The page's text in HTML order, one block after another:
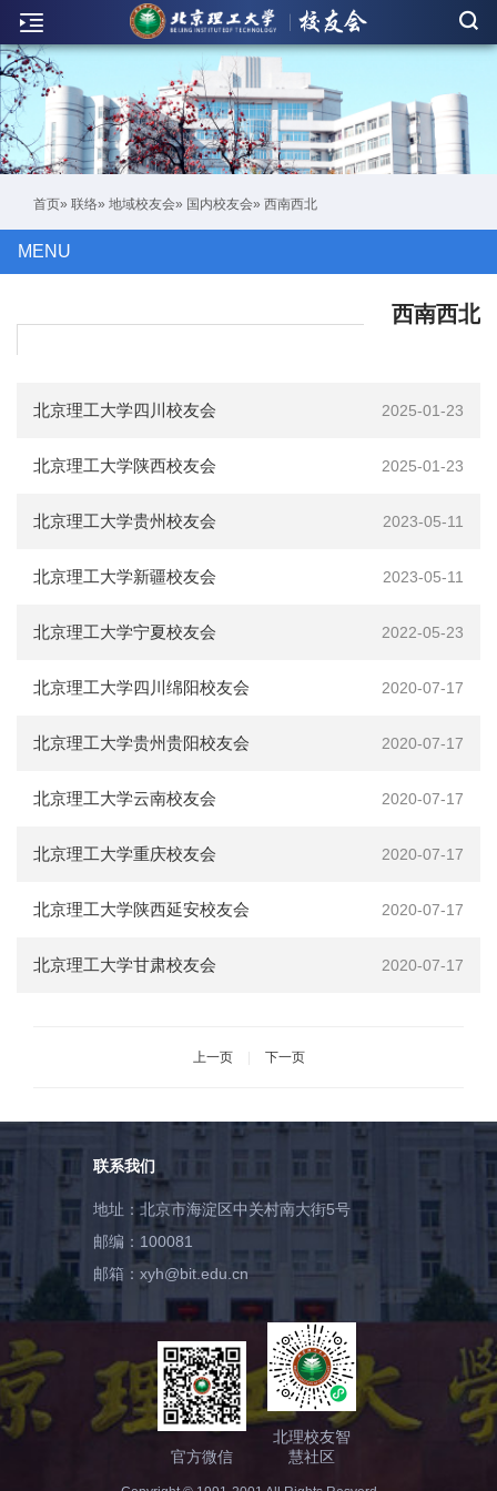
闻
联
络
动
在
生
工
生
友
闻
ENGLISH
首页» 联络» 地域校友会» 国内校友会» 西南西北
MENU
西南西北
2025-01-23
北京理工大学四川校友会
2025-01-23
北京理工大学陕西校友会
2023-05-11
北京理工大学贵州校友会
2023-05-11
北京理工大学新疆校友会
2022-05-23
北京理工大学宁夏校友会
2020-07-17
北京理工大学四川绵阳校友会
2020-07-17
北京理工大学贵州贵阳校友会
2020-07-17
北京理工大学云南校友会
2020-07-17
北京理工大学重庆校友会
2020-07-17
北京理工大学陕西延安校友会
2020-07-17
北京理工大学甘肃校友会
上一页 | 下一页
联系我们
地址：北京市海淀区中关村南大街5号
邮编：100081
邮箱：xyh@bit.edu.cn
官方微信
北理校友智
慧社区